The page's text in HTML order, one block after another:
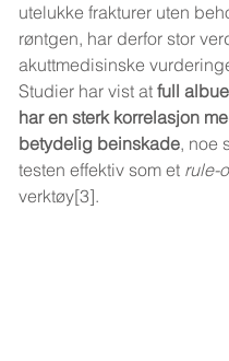
utelukke frakturer uten
røntgen, har derfor stor
akuttmedisinske
Studier har vist at full
har en sterk korrelasjon
betydelig beinskade, noe
testen effektiv som et rule-
verktøy[3].